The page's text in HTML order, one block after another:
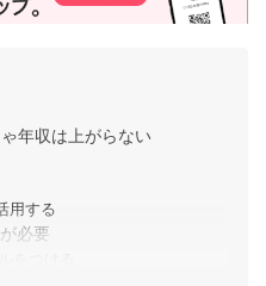
年収は上がらない
用する
必要